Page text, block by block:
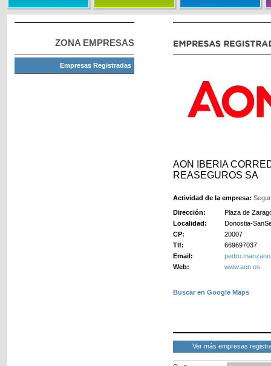
ZONA EMPRESAS
Empresas Registradas
AON IBERIA
REASEGUROS SA
Actividad de la empresa:
Dirección:
Plaza de
Localidad:
Donostia-
CP:
20007
Tlf:
669697037
Email:
Web:
www.aon.es
Buscar en Google Maps
Ver más empresas